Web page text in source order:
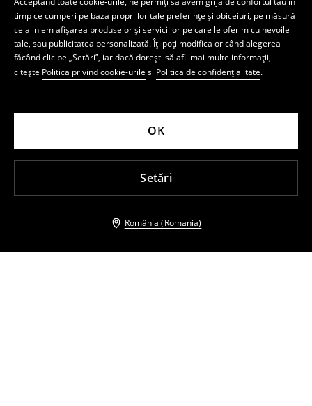
timp ce cumperi pe baza propriilor tale preferințe și obiceiuri, pe măsură
ce aliniem afișarea produselor și serviciilor pe care le oferim cu nevoile
tale, sau publicitatea personalizată. Îți poți modifica oricând alegerea
făcând clic pe „Setări”, iar dacă dorești să afli mai multe informații,
citește Politica privind cookie-urile si Politica de confidențialitate.
Setări
OK
România (Romania)